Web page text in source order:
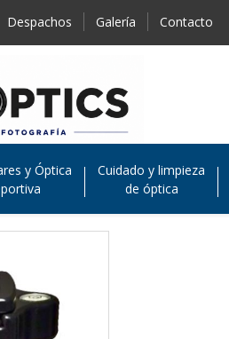
Despachos Galería Contacto
y Óptica
Cuidado y limpieza
de óptica